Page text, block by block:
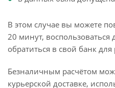
В этом случае вы можете
20 минут, воспользоваться
обратиться в свой банк
Безналичным расчётом
курьерской доставке,